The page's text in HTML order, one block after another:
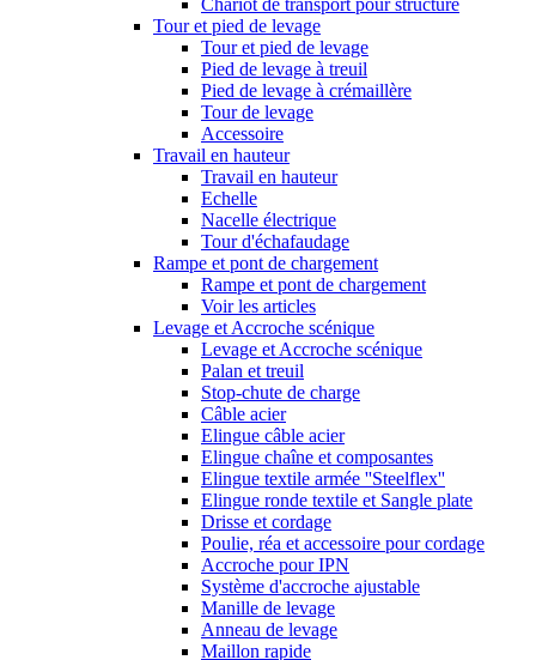
Chariot de transport pour structure
Tour et pied de levage
Tour et pied de levage
Pied de levage à treuil
Pied de levage à crémaillère
Tour de levage
Accessoire
Travail en hauteur
Travail en hauteur
Echelle
Nacelle électrique
Tour d'échafaudage
Rampe et pont de chargement
Rampe et pont de chargement
Voir les articles
Levage et Accroche scénique
Levage et Accroche scénique
Palan et treuil
Stop-chute de charge
Câble acier
Elingue câble acier
Elingue chaîne et composantes
Elingue textile armée ''Steelflex''
Elingue ronde textile et Sangle plate
Drisse et cordage
Poulie, réa et accessoire pour cordage
Accroche pour IPN
Système d'accroche ajustable
Manille de levage
Anneau de levage
Maillon rapide